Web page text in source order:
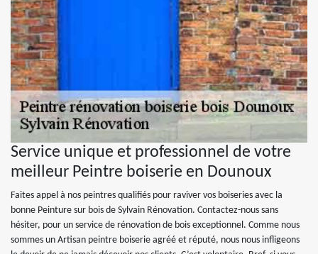
Service unique et professionnel de votre
meilleur Peintre boiserie en Dounoux
Faites appel à nos peintres qualifiés pour raviver vos boiseries avec la
bonne Peinture sur bois de Sylvain Rénovation. Contactez-nous sans
hésiter, pour un service de rénovation de bois exceptionnel. Comme nous
sommes un Artisan peintre boiserie agréé et réputé, nous nous infligeons